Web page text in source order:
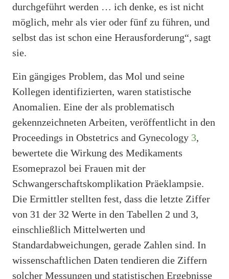
durchgeführt werden … ich denke, es ist nicht
möglich, mehr als vier oder fünf zu führen, und
selbst das ist schon eine Herausforderung“, sagt
sie.
Ein gängiges Problem, das Mol und seine
Kollegen identifizierten, waren statistische
Anomalien. Eine der als problematisch
gekennzeichneten Arbeiten, veröffentlicht in den
Proceedings in Obstetrics and Gynecology 3,
bewertete die Wirkung des Medikaments
Esomeprazol bei Frauen mit der
Schwangerschaftskomplikation Präeklampsie.
Die Ermittler stellten fest, dass die letzte Ziffer
von 31 der 32 Werte in den Tabellen 2 und 3,
einschließlich Mittelwerten und
Standardabweichungen, gerade Zahlen sind. In
wissenschaftlichen Daten tendieren die Ziffern
solcher Messungen und statistischen Ergebnisse